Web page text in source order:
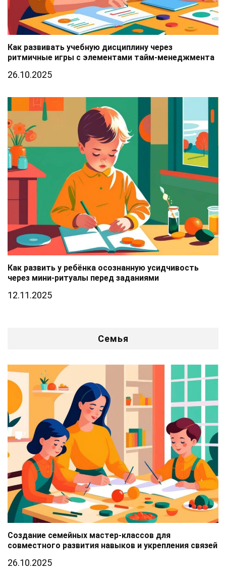
Как развивать учебную дисциплину через
ритмичные игры с элементами тайм-менеджмента
26.10.2025
Как развить у ребёнка осознанную усидчивость
через мини-ритуалы перед заданиями
12.11.2025
Семья
Создание семейных мастер-классов для
совместного развития навыков и укрепления связей
26.10.2025